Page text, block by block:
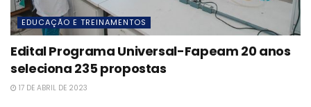
EDUCAÇÃO E TREINAMENTOS
Edital Programa Universal-Fapeam 20 anos
seleciona 235 propostas
17 DE ABRIL DE 2023